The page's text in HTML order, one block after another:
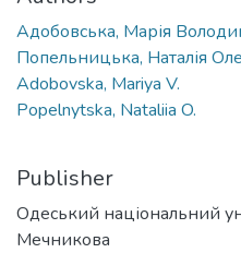
Адобовська, Марія
Попельницька, Наталія
Adobovska, Mariya V.
Popelnytska, Nataliia O.
Publisher
Одеський національний
Мечникова